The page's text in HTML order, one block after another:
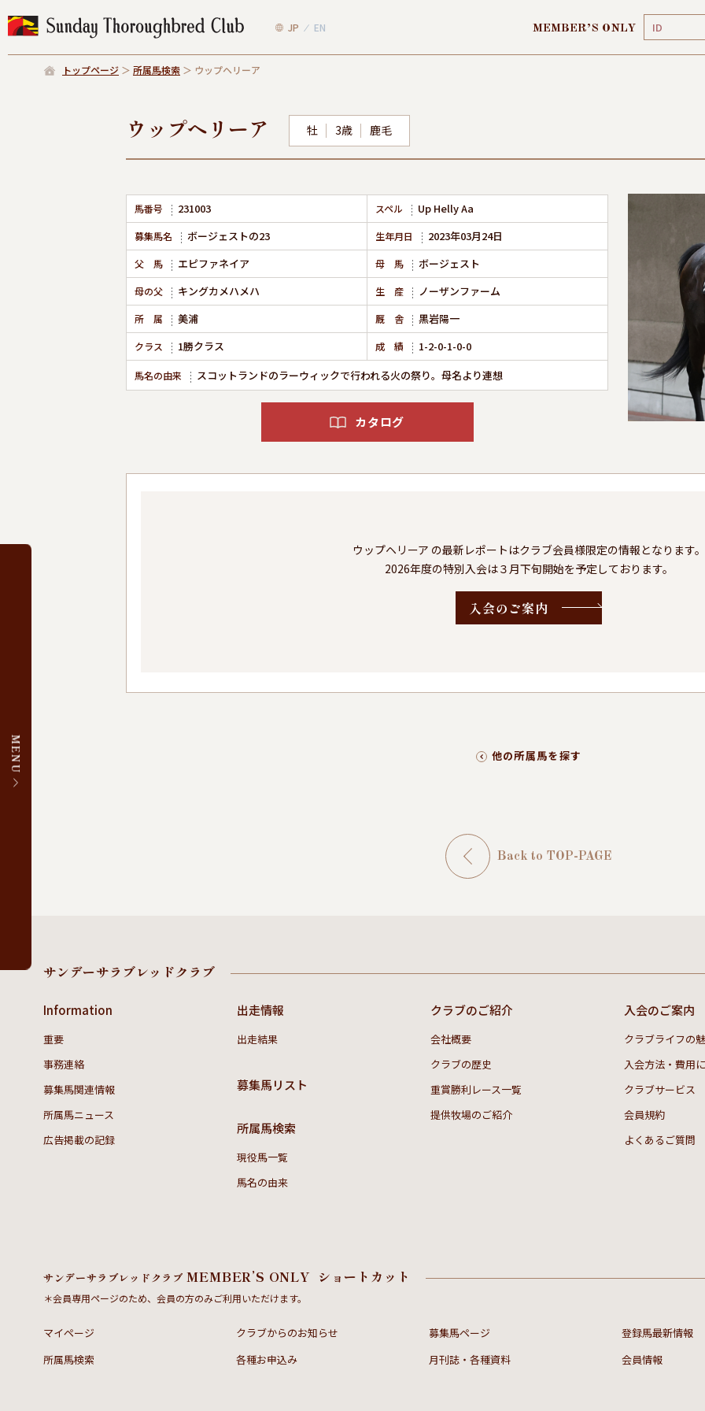
JP EN MEMBER’S ONLY
MENU
トップページ 所属馬検索 ウップヘリーア
ウップヘリーア 牡 3歳 鹿毛
馬番号 231003 スペル Up Helly Aa
募集馬名 ボージェストの23 生年月日 2023年03月24日
父 馬 エピファネイア 母 馬 ボージェスト
母の父 キングカメハメハ 生 産 ノーザンファーム
所 属 美浦 厩 舎 黒岩陽一
クラス 1勝クラス 成 績 1-2-0-1-0-0
馬名の由来 スコットランドのラーウィックで行われる火の祭り。母名より連想
カタログ
ウップヘリーア の最新レポートはクラブ会員様限定の情報となります。
2026年度の特別入会は３月下旬開始を予定しております。
入会のご案内
他の所属馬を探す
Back to TOP-PAGE
サンデーサラブレッドクラブ
Information
重要
事務連絡
募集馬関連情報
所属馬ニュース
広告掲載の記録
出走情報
出走結果
募集馬リスト
所属馬検索
現役馬一覧
馬名の由来
クラブのご紹介
会社概要
クラブの歴史
重賞勝利レース一覧
提供牧場のご紹介
入会のご案内
クラブライフの
入会方法・費用
クラブサービス
会員規約
よくあるご質問
サンデーサラブレッドクラブ MEMBER’S ONLY ショートカット
＊会員専用ページのため、会員の方のみご利用いただけます。
マイページ クラブからのお知らせ 募集馬ページ
登録馬最新情報
所属馬検索
各種お申込み 月刊誌・各種資料 会員情報